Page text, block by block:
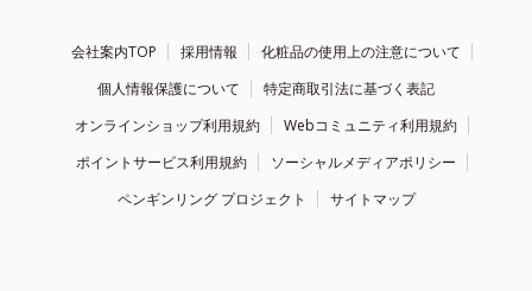
会社案内TOP 採用情報
化粧品の使用上の注意について
個人情報保護について
特定商取引法に基づく表記
オンラインショップ利用規約
Webコミュニティ利用規約
ポイントサービス利用規約
ソーシャルメディアポリシー
ペンギンリング プロジェクト
サイトマップ